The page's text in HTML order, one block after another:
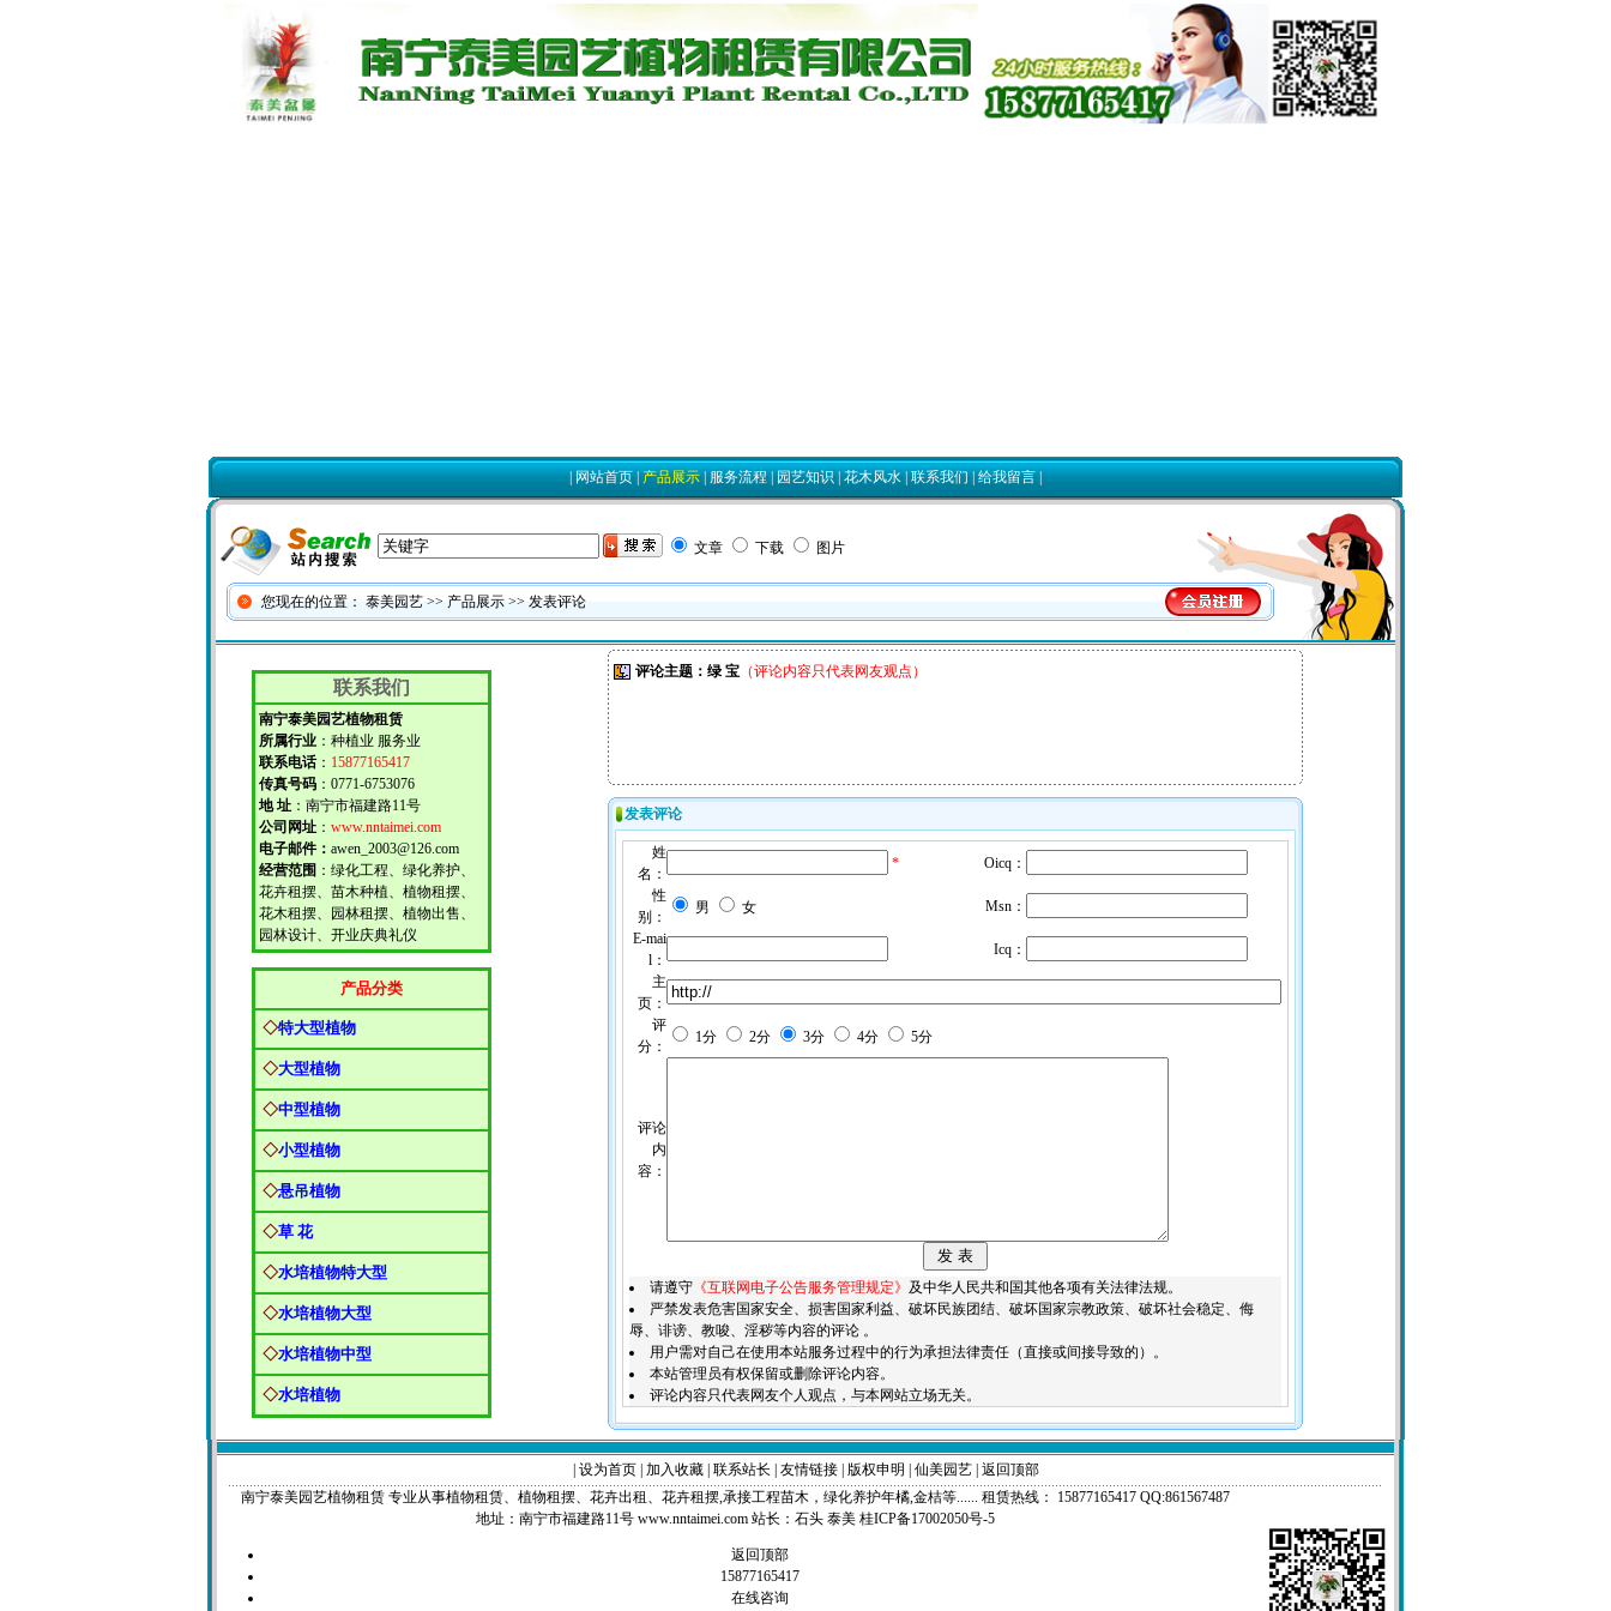
|网站首页|产品展示|服务流程|园艺知识|花木风水|联系我们|给我留言|
文章 下载 图片
您现在的位置： 泰美园艺 >> 产品展示 >> 发表评论
联系我们
南宁泰美园艺植物租赁
所属行业：种植业 服务业
联系电话： 15877165417
传真号码：0771-6753076
地 址：南宁市福建路11号
公司网址： www.nntaimei.com
电子邮件： awen_2003@126.com
经营范围 ：绿化工程、绿化养护、
花卉租摆、苗木种植、植物租摆、
花木租摆、园林租摆、植物出售、
园林设计、开业庆典礼仪
产品分类
◇特大型植物
◇大型植物
◇中型植物
◇小型植物
◇悬吊植物
◇草 花
◇水培植物特大型
◇水培植物大型
◇水培植物中型
◇水培植物
评论主题：绿 宝（评论内容只代表网友观点）
发表评论
姓
名：
*
Oicq：
性
别：
男 女
Msn：
E-mai
l：
Icq：
主
页：
评
分：
1分 2分 3分 4分 5分
评论
内
容：
请遵守《互联网电子公告服务管理规定》 及中华人民共和国其他各项有关法律法规。
严禁发表危害国家安全、损害国家利益、破坏民族团结、破坏国家宗教政策、破坏社会稳定、侮
辱、诽谤、教唆、淫秽等内容的评论 。
用户需对自己在使用本站服务过程中的行为承担法律责任（直接或间接导致的）。
本站管理员有权保留或删除评论内容。
评论内容只代表网友个人观点，与本网站立场无关。
设为首页| 加入收藏| 联系站长 友情链接| 版权申明 仙美园艺| 返回顶部
南宁泰美园艺植物租赁 专业从事植物租赁、植物租摆、花卉出租、花卉租摆,承接工程苗木，绿化养护年橘,金桔等...... 租赁热线： 15877165417 QQ:861567487
地址：南宁市福建路11号 www.nntaimei.com 站长： 石头 泰美 桂ICP备17002050号-5
返回顶部
15877165417
在线咨询